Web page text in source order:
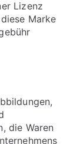
Lizenz
Marke
die Waren